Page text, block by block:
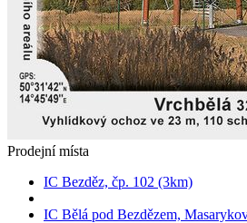
Prodejní místa
IC Bezděz, čp. 102 (3km)
IC Bělá pod Bezdězem,